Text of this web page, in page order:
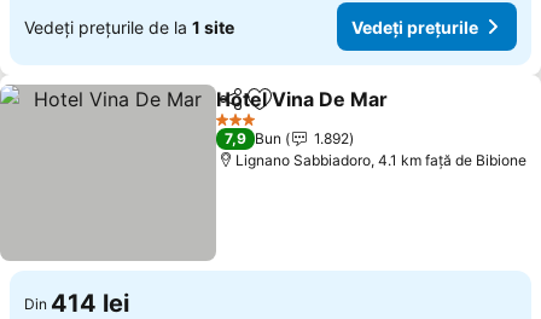
Vedeți prețurile de la 1 site Vedeți prețurile
DistribuițiAdăugaţi la favorite
Hotel Vina De Mar
3 Stele
7,9 Bun
1.892
Lignano Sabbiadoro, 4.1 km faţă de Bibione
Din 414 lei